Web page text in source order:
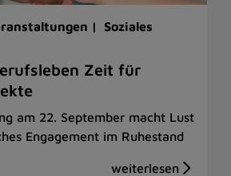
| Soziales
Zeit für
am 22. September macht Lust
Engagement im Ruhestand